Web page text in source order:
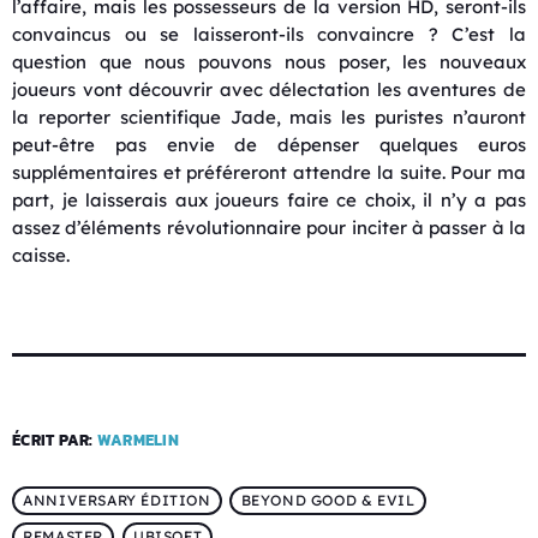
l’affaire, mais les possesseurs de la version HD, seront-ils
convaincus ou se laisseront-ils convaincre ? C’est la
question que nous pouvons nous poser, les nouveaux
joueurs vont découvrir avec délectation les aventures de
la reporter scientifique Jade, mais les puristes n’auront
peut-être pas envie de dépenser quelques euros
supplémentaires et préféreront attendre la suite. Pour ma
part, je laisserais aux joueurs faire ce choix, il n’y a pas
assez d’éléments révolutionnaire pour inciter à passer à la
caisse.
ÉCRIT PAR: WARMELIN
ANNIVERSARY ÉDITION
BEYOND GOOD & EVIL